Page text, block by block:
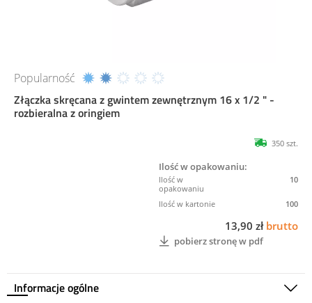
Popularność
Złączka skręcana z gwintem zewnętrznym 16 x 1/2 " -
rozbieralna z oringiem
Informacje ogólne
350 szt.
Ilość w opakowaniu:
10
100
13,90 zł brutto
pobierz stronę w pdf